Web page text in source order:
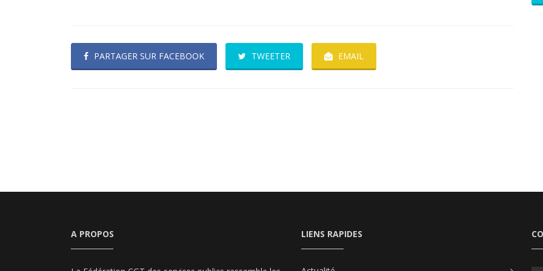
PARTAGER SUR FACEBOOK TWEETER EMAIL
A PROPOS LIENS RAPIDES